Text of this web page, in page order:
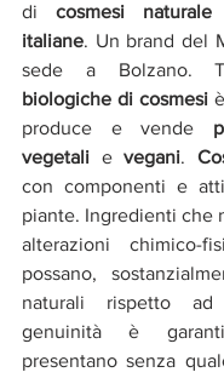
di cosmesi naturale
italiane. Un brand del
sede a Bolzano.
biologiche di cosmesi
produce e vende
vegetali e vegani.
con componenti e
piante. Ingredienti che
alterazioni chimico-
possano,
naturali rispetto
genuinità è
presentano senza